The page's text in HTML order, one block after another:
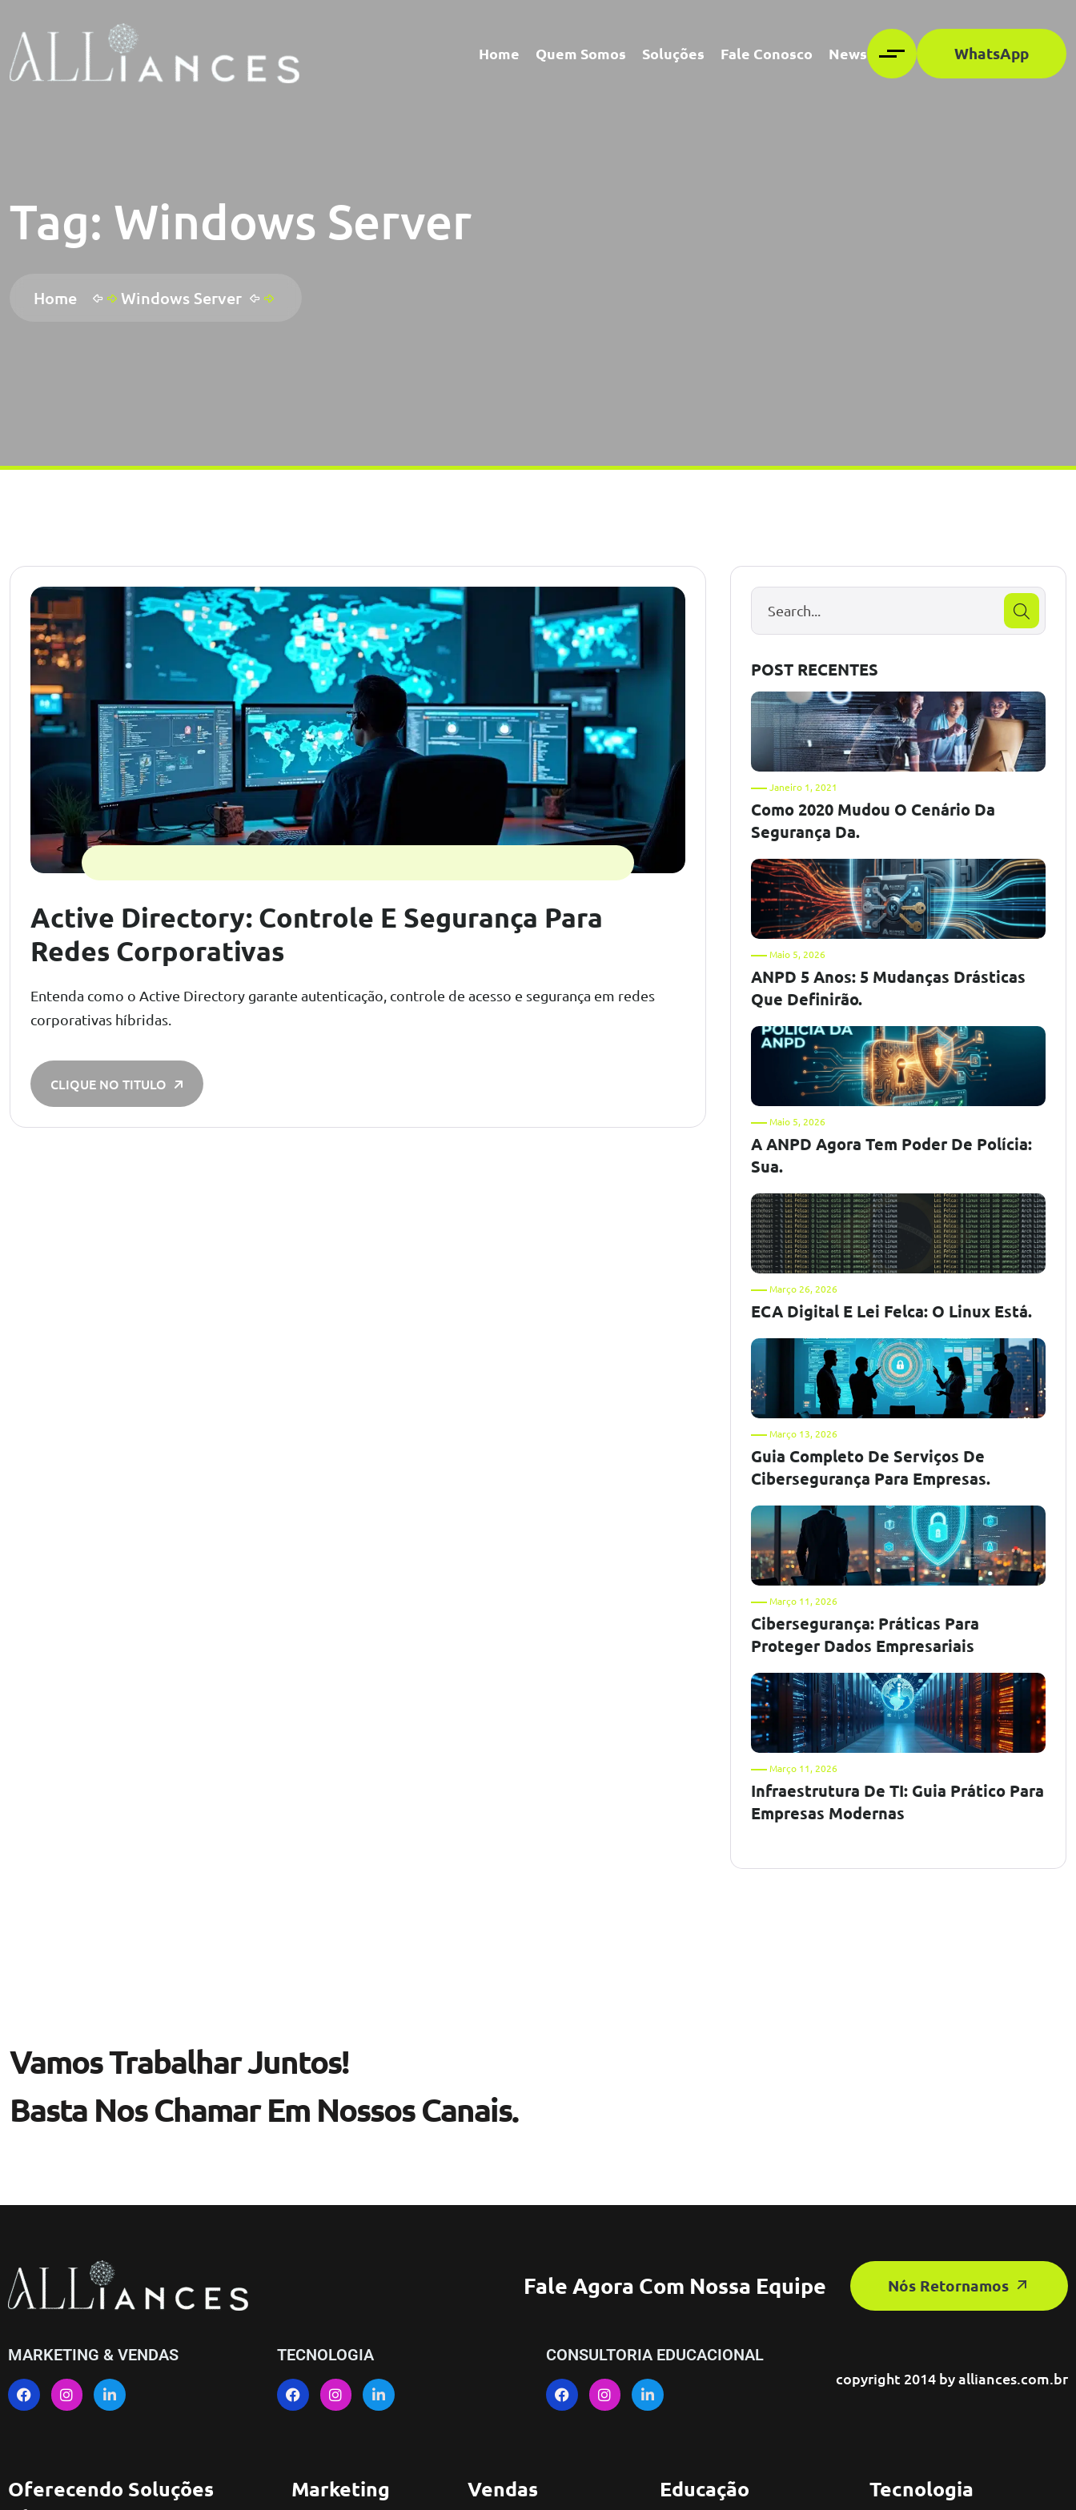
Home Quem Somos Soluções Fale Conosco News WhatsApp
Tag: Windows Server
Home Windows Server
Active Directory: Controle E Segurança Para
Redes Corporativas
Entenda como o Active Directory garante autenticação, controle de acesso e segurança em redes
corporativas híbridas.
CLIQUE NO TITULO
POST RECENTES
Janeiro 1, 2021
Como 2020 Mudou O Cenário Da
Segurança Da.
Maio 5, 2026
ANPD 5 Anos: 5 Mudanças Drásticas
Que Definirão.
Maio 5, 2026
A ANPD Agora Tem Poder De Polícia:
Sua.
Março 26, 2026
ECA Digital E Lei Felca: O Linux Está.
Março 13, 2026
Guia Completo De Serviços De
Cibersegurança Para Empresas.
Março 11, 2026
Cibersegurança: Práticas Para
Proteger Dados Empresariais
Março 11, 2026
Infraestrutura De TI: Guia Prático Para
Empresas Modernas
Vamos Trabalhar Juntos!
Basta Nos Chamar Em Nossos Canais.
Fale Agora Com Nossa Equipe Nós Retornamos
MARKETING & VENDAS TECNOLOGIA CONSULTORIA EDUCACIONAL
copyright 2014 byalliances.com.br
Oferecendo Soluções
Marketing Vendas Educação Tecnologia